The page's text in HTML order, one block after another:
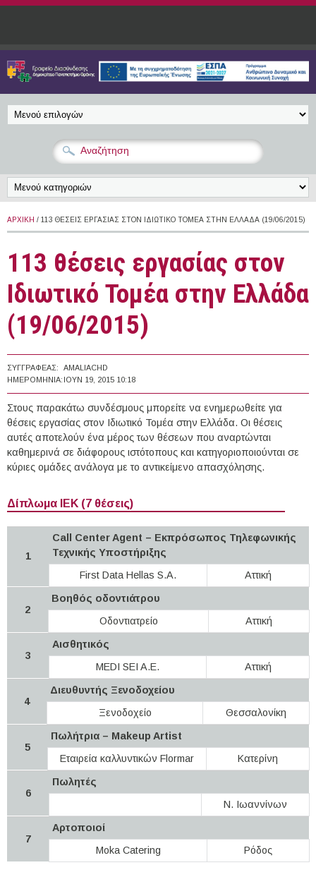
Παράκαμψη προς το κυρίως περιεχόμενο
ΑΡΧΙΚΉ / 113 ΘΈΣΕΙΣ ΕΡΓΑΣΊΑΣ ΣΤΟΝ ΙΔΙΩΤΙΚΌ ΤΟΜΈΑ ΣΤΗΝ ΕΛΛΆΔΑ (19/06/2015)
113 θέσεις εργασίας στον
Ιδιωτικό Τομέα στην Ελλάδα
(19/06/2015)
ΣΥΓΓΡΑΦΈΑΣ:
AMALIACHD
ΗΜΕΡΟΜΗΝΊΑ: ΙΟΥΝ 19, 2015 10:18
Στους παρακάτω συνδέσμους μπορείτε να ενημερωθείτε για
θέσεις εργασίας στον Ιδιωτικό Τομέα στην Ελλάδα. Οι θέσεις
αυτές αποτελούν ένα μέρος των θέσεων που αναρτώνται
καθημερινά σε διάφορους ιστότοπους και κατηγοριοποιούνται σε
κύριες ομάδες ανάλογα με το αντικείμενο απασχόλησης.
Δίπλωμα ΙΕΚ (7 θέσεις)
1
Call Center Agent – Εκπρόσωπος Τηλεφωνικής
Τεχνικής Υποστήριξης
First Data Hellas S.A.
Αττική
2
Βοηθός οδοντιάτρου
Οδοντιατρείο
Αττική
3
Αισθητικός
MEDI SEI A.E.
Αττική
4
Διευθυντής Ξενοδοχείου
Ξενοδοχείο
Θεσσαλονίκη
5
Πωλήτρια – Makeup Artist
Εταιρεία καλλυντικών Flormar
Κατερίνη
6
Πωλητές
Ν. Ιωαννίνων
7
Αρτοποιοί
Moka Catering
Ρόδος